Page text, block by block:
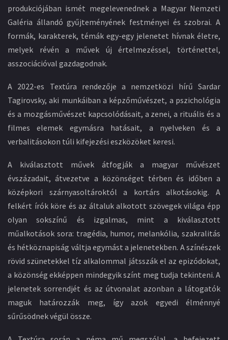
produkciójában ismét megelevenednek a Magyar Nemzeti
Galéria állandó gyűjteményének festményei és szobrai. A
formák, karakterek, témák egy-egy jelenetet hívnak életre,
melyek révén a művek új értelmezéssel, történettel,
asszociációval gazdagodnak.
A 2022-es Textúra rendezője a nemzetközi hírű Sardar
Tagirovsky, aki munkáiban a képzőművészet, a pszichológia
és a mozgásművészet kapcsolódásait, a zenei, a rituális és a
filmes elemek egymásra hatásait, a nyelveken és a
verbalitásokon túli kifejezési eszközöket keresi.
A kiválasztott művek átfogják a magyar művészet
évszázadait, átvezetve a közönséget térben és időben a
középkori szárnyasoltároktól a kortárs alkotásokig. A
felkért írók köre és az általuk alkotott szövegek világa épp
olyan sokszínű és izgalmas, mint a kiválasztott
műalkotások sora: tragédia, humor, melankólia, szakralitás
és hétköznapiság váltja egymást a jelenetekben. A színészek
rövid szünetekkel tíz alkalommal játsszák el az epizódokat,
a közönség ekképpen mindegyik színt meg tudja tekinteni. A
jelenetek sorrendjét és az útvonalat azonban a látogatók
maguk határozzák meg, így azok egyedi élménnyé
sűrűsödnek végül össze.